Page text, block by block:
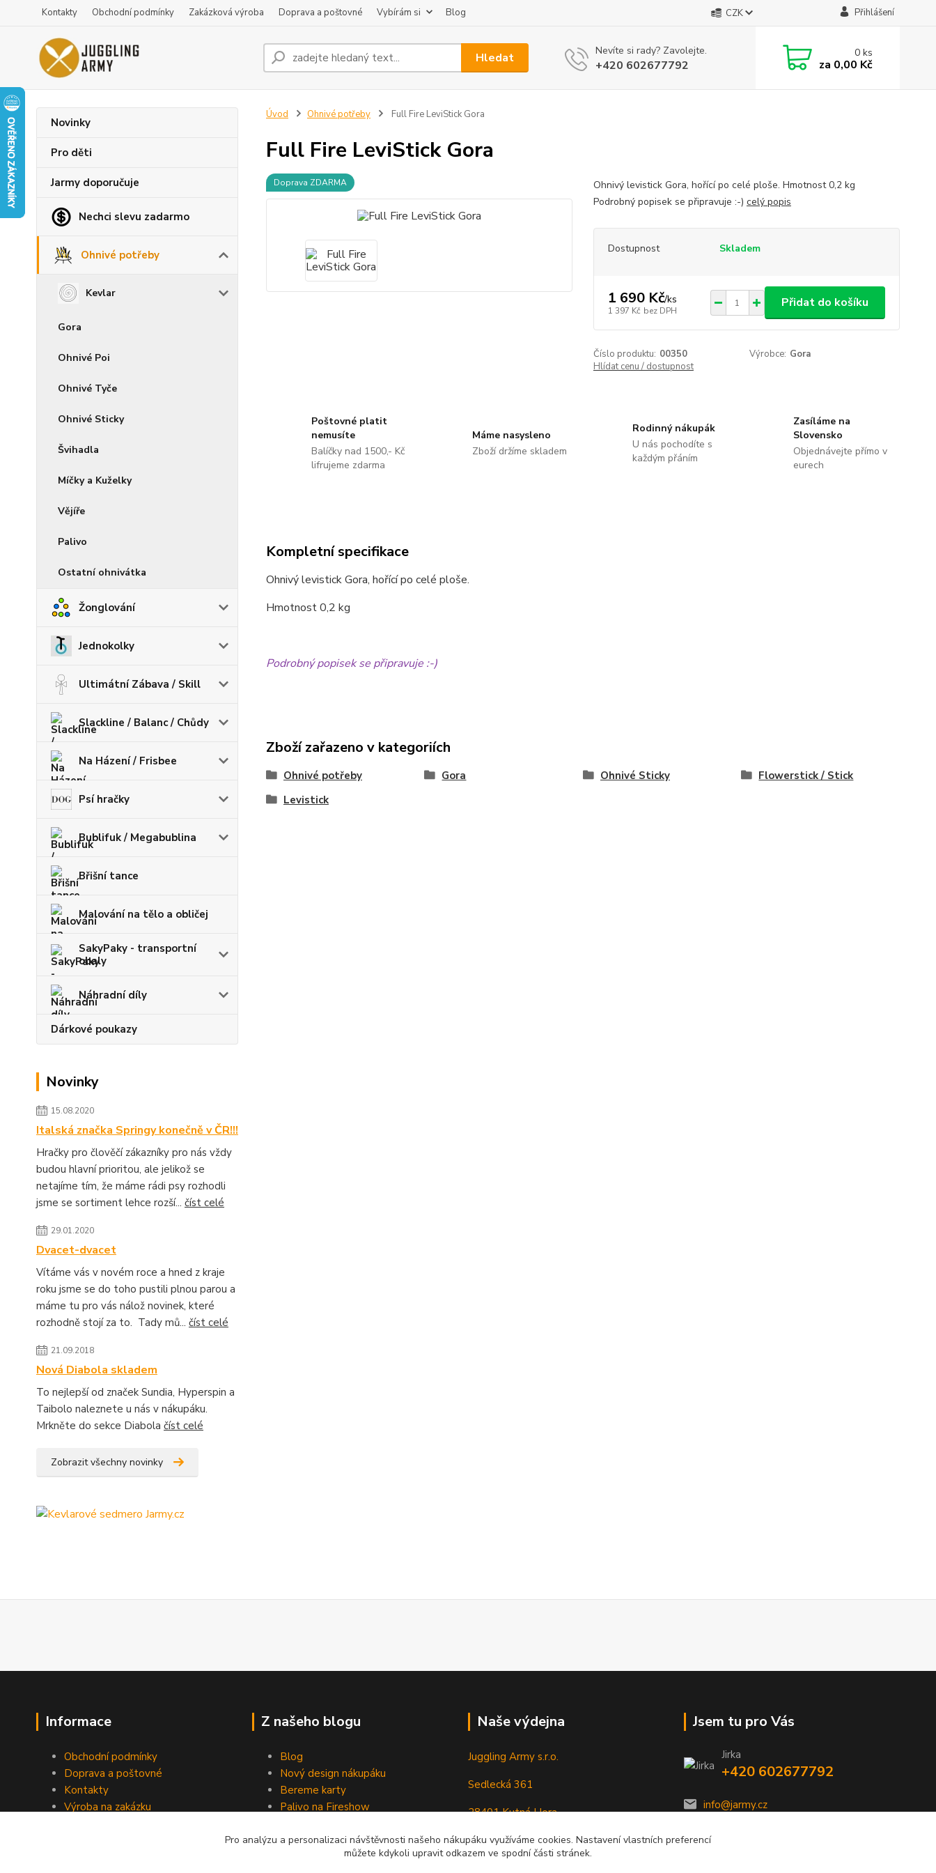
Kontakty Obchodní podmínky Zakázková výroba Doprava a poštovné Vybírám si Blog CZK Přihlášení
Hledat Nevíte si rady? Zavolejte.
+420 602677792
0ks
za 0,00 Kč
Novinky
Pro děti
Jarmy doporučuje
Nechci slevu zadarmo
Ohnivé potřeby
Kevlar
Gora
Ohnivé Poi
Ohnivé Tyče
Ohnivé Sticky
Švihadla
Míčky a Kuželky
Vějíře
Palivo
Ostatní ohnivátka
Žonglování
Jednokolky
Ultimátní Zábava / Skill
Slackline / Balanc / Chůdy
Na Házení / Frisbee
Psí hračky
Bublifuk / Megabublina
Břišní tance
Malování na tělo a obličej
SakyPaky - transportní
obaly
Náhradní díly
Dárkové poukazy
Novinky
15.08.2020
Italská značka Springy konečně v ČR!!!
Hračky pro člověčí zákazníky pro nás vždy
budou hlavní prioritou, ale jelikož se
netajíme tím, že máme rádi psy rozhodli
jsme se sortiment lehce rozší... číst celé
29.01.2020
Dvacet-dvacet
Vítáme vás v novém roce a hned z kraje
roku jsme se do toho pustili plnou parou a
máme tu pro vás nálož novinek, které
rozhodně stojí za to. Tady mů... číst celé
21.09.2018
Nová Diabola skladem
To nejlepší od značek Sundia, Hyperspin a
Taibolo naleznete u nás v nákupáku.
Mrkněte do sekce Diabola číst celé
Zobrazit všechny novinky
Úvod Ohnivé potřeby Full Fire LeviStick Gora
Full Fire LeviStick Gora
Doprava ZDARMA
Ohnivý levistick Gora, hořící po celé ploše. Hmotnost 0,2 kg
Podrobný popisek se připravuje :-) celý popis
Dostupnost Skladem
1 690 Kč/ks
1 397 Kč bez DPH
Přidat do košíku
Číslo produktu: 00350 Výrobce: Gora
Hlídat cenu / dostupnost
Poštovné platit
nemusíte
Balíčky nad 1500,- Kč
lifrujeme zdarma
Máme nasysleno
Zboží držíme skladem
Rodinný nákupák
U nás pochodíte s
každým přáním
Zasíláme na
Slovensko
Objednávejte přímo v
eurech
Kompletní specifikace
Ohnivý levistick Gora, hořící po celé ploše.
Hmotnost 0,2 kg
Podrobný popisek se připravuje :-)
Zboží zařazeno v kategoriích
Ohnivé potřeby Gora Ohnivé Sticky
Flowerstick / Stick
Levistick
Informace
Obchodní podmínky
Doprava a poštovné
Kontakty
Výroba na zakázku
Z našeho blogu
Blog
Nový design nákupáku
Bereme karty
Palivo na Fireshow
Naše výdejna
Juggling Army s.r.o.
Sedlecká 361
28401 Kutná Hora
Jsem tu pro Vás
Jirka
+420 602677792
info@jarmy.cz
Pro analýzu a personalizaci návštěvnosti našeho nákupáku využíváme cookies. Nastavení vlastních preferencí
můžete kdykoli upravit odkazem ve spodní části stránek.